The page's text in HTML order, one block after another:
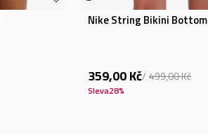
Nike String Bikini Bottom
359,00Kč 499,00Kč
Sleva28%